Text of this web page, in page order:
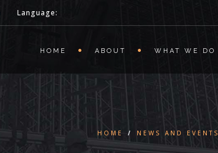
Language:
HOME ABOUT WHAT WE DO
HOME / NEWS AND EVENTS